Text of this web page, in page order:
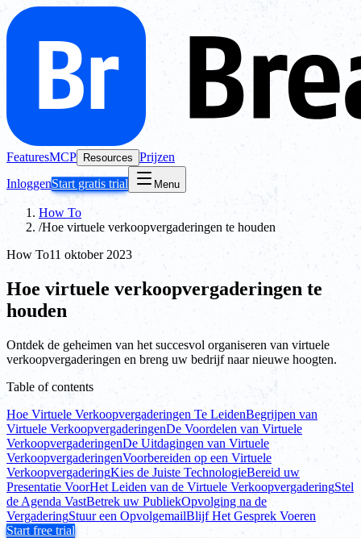
FeaturesMCP Resources Prijzen
InloggenStart gratis trial Menu
How To
/Hoe virtuele verkoopvergaderingen te houden
How To11 oktober 2023
Hoe virtuele verkoopvergaderingen te
houden
Ontdek de geheimen van het succesvol organiseren van virtuele
verkoopvergaderingen en breng uw bedrijf naar nieuwe hoogten.
Table of contents
Hoe Virtuele Verkoopvergaderingen Te LeidenBegrijpen van
Virtuele VerkoopvergaderingenDe Voordelen van Virtuele
VerkoopvergaderingenDe Uitdagingen van Virtuele
VerkoopvergaderingenVoorbereiden op een Virtuele
VerkoopvergaderingKies de Juiste TechnologieBereid uw
Presentatie VoorHet Leiden van de Virtuele VerkoopvergaderingStel
de Agenda VastBetrek uw PubliekOpvolging na de
VergaderingStuur een OpvolgemailBlijf Het Gesprek Voeren
Start free trial